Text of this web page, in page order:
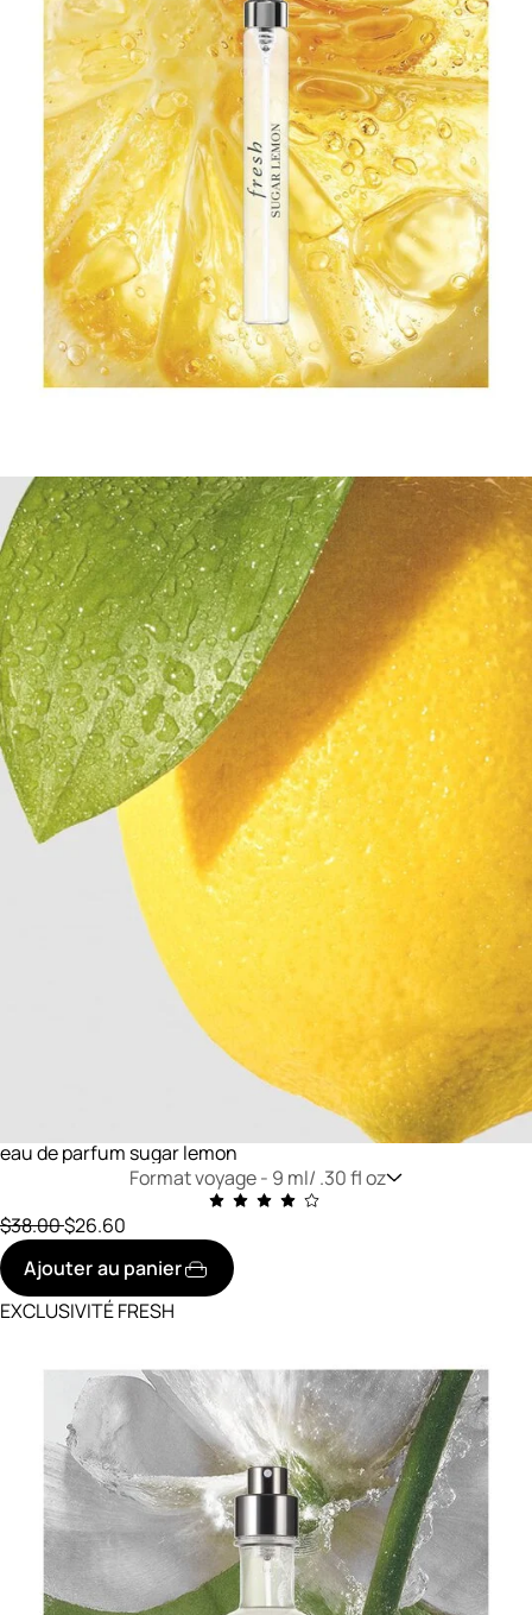
eau de parfum sugar lemon
Format voyage - 9 ml/ .30 fl oz
prix initial
$38.00réduit à
$26.60
Ajouter au panier
EXCLUSIVITÉ FRESH